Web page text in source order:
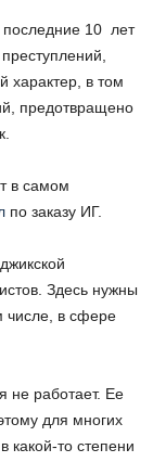
10 лет
характер, в том
предотвращено
в самом
по заказу ИГ.
Здесь нужны
числе, в сфере
не работает. Ее
для многих
какой-то степени